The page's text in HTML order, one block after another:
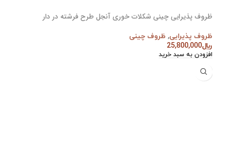
ظروف پذیرایی چینی شکلات خوری آنجل طرح فرشته در دار
ظروف پذیرایی, ظروف چینی
﷼25,800,000
افزودن به سبد خرید